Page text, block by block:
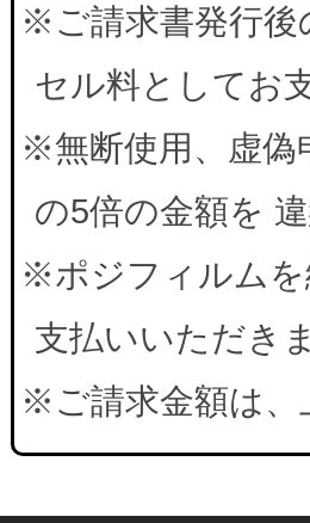
※ご請求書発行後
セル料としてお
※無断使用、虚偽
の5倍の金額を
※ポジフィルムを
支払いいただき
※ご請求金額は、